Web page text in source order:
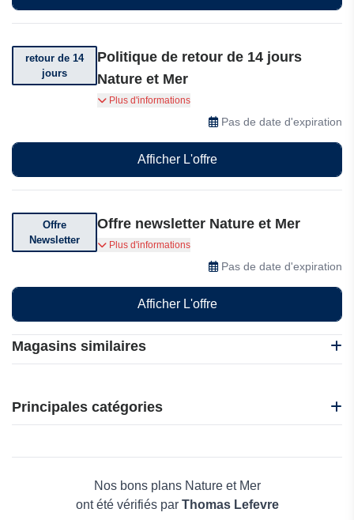
Magasins similaires
BadassBox
C-Total
iHerb
La Feuille CBD
Principales catégories
Maison & Jardin
Boissons
Nos bons plans Nature et Mer
ont été vérifiés par Thomas Lefevre
retour de 14
jours
Politique de retour de 14 jours
Nature et Mer
Vous pouvez retourner votre commande dans
les 14 jours suivant sa réception
Plus d'informations
Pas de date d'expiration
Afficher L'offre
Offre
Newsletter
Offre newsletter Nature et Mer
Abonnez-vous et recevez des offres incroyables
Plus d'informations
Pas de date d'expiration
Afficher L'offre